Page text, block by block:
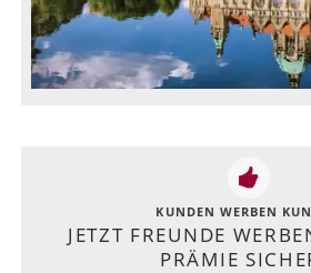
KUNDEN WERBEN
JETZT FREUNDE
PRÄMIE